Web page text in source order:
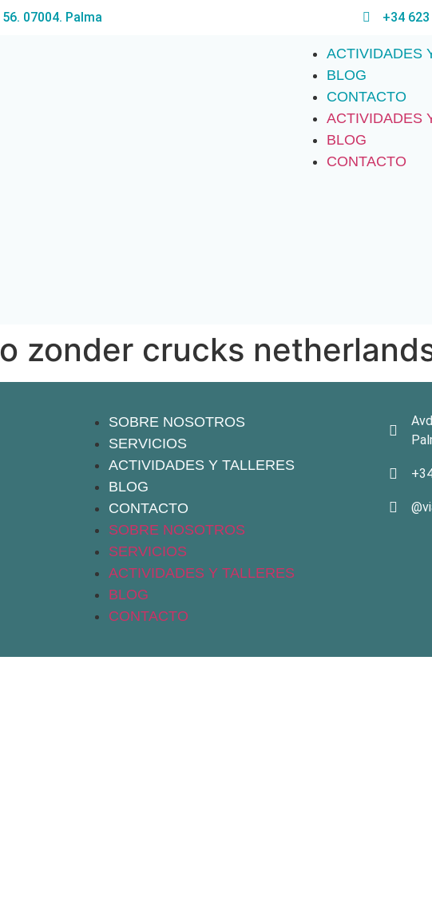
07004. Palma +34
ACTIVIDADES
BLOG
CONTACTO
ACTIVIDADES
BLOG
CONTACTO
zonder crucks
SOBRE NOSOTROS
SERVICIOS
ACTIVIDADES Y TALLERES
BLOG
CONTACTO
SOBRE NOSOTROS
SERVICIOS
ACTIVIDADES Y TALLERES
BLOG
CONTACTO